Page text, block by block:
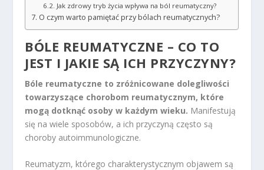
Jak zdrowy tryb życia wpływa na ból reumatyczny?
O czym warto pamiętać przy bólach reumatycznych?
BÓLE REUMATYCZNE – CO TO
JEST I JAKIE SĄ ICH PRZYCZYNY?
Bóle reumatyczne to zróżnicowane dolegliwości
towarzyszące chorobom reumatycznym, które
mogą dotknąć osoby w każdym wieku. Manifestują
się na wiele sposobów, a ich przyczyną często są
choroby autoimmunologiczne.
Reumatyzm, którego charakterystycznym objawem są